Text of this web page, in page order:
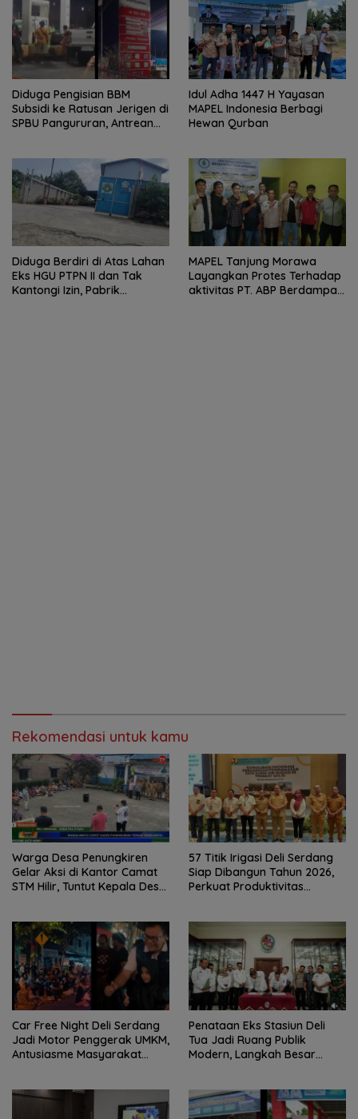
Diduga Pengisian BBM
Subsidi ke Ratusan Jerigen di
SPBU Pangururan, Antrean
Idul Adha 1447 H Yayasan
MAPEL Indonesia Berbagi
Hewan Qurban
Diduga Berdiri di Atas Lahan
Eks HGU PTPN II dan Tak
Kantongi Izin, Pabrik
MAPEL Tanjung Morawa
Layangkan Protes Terhadap
aktivitas PT. ABP Berdampak
Rekomendasi untuk kamu
Warga Desa Penungkiren
Gelar Aksi di Kantor Camat
STM Hilir, Tuntut Kepala Desa
57 Titik Irigasi Deli Serdang
Siap Dibangun Tahun 2026,
Perkuat Produktivitas
Car Free Night Deli Serdang
Jadi Motor Penggerak UMKM,
Antusiasme Masyarakat
Penataan Eks Stasiun Deli
Tua Jadi Ruang Publik
Modern, Langkah Besar